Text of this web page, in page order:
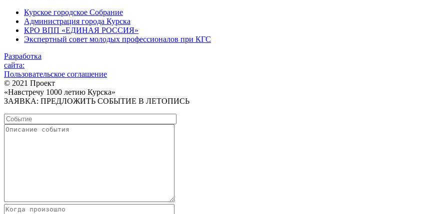
Курское городское Собрание
Администрация города Курска
КРО ВПП «ЕДИНАЯ РОССИЯ»
Экспертный совет молодых профессионалов при КГС
Разработка
сайта:
Пользовательское соглашение
© 2021 Проект
«Навстречу 1000 летию Курска»
ЗАЯВКА: ПРЕДЛОЖИТЬ СОБЫТИЕ В ЛЕТОПИСЬ